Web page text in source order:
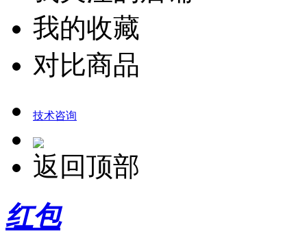
我的收藏
对比商品
技术咨询
返回顶部
红包